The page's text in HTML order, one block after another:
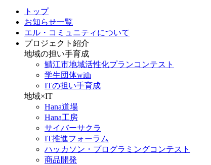
トップ
お知らせ一覧
エル・コミュニティについて
プロジェクト紹介
地域の担い手育成
鯖江市地域活性化プランコンテスト
学生団体with
ITの担い手育成
地域×IT
Hana道場
Hana工房
サイバーサクラ
IT推進フォーラム
ハッカソン・プログラミングコンテスト
商品開発